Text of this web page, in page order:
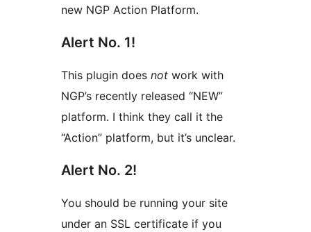
new NGP Action Platform.
Alert No. 1!
This plugin does not work with
NGP’s recently released “NEW”
platform. I think they call it the
“Action” platform, but it’s unclear.
Alert No. 2!
You should be running your site
under an SSL certificate if you